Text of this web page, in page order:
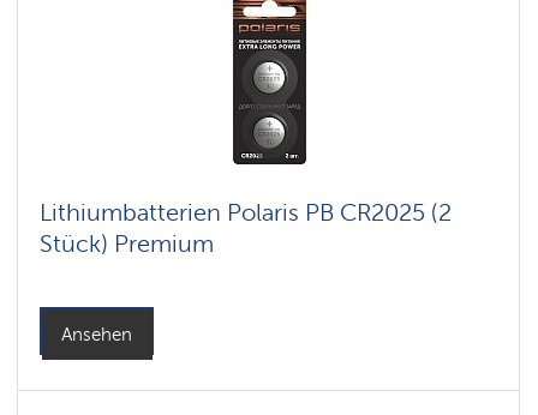
Lithiumbatterien Polaris PB CR2025 (2
Stück) Premium
Ansehen